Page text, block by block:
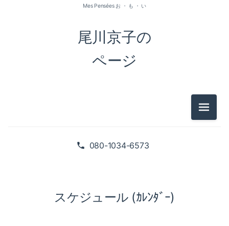
080-1034-6573
尾川京子の
ページ
Mes Pensées お ・ も ・ い
メニュ
スケジュール (ｶﾚﾝﾀﾞｰ)